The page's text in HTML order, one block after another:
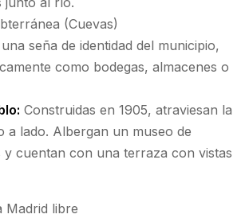
(Cuevas)
seña de identidad del municipio,
como bodegas, almacenes o
Construidas en 1905, atraviesan la
a lado. Albergan un museo de
y cuentan con una terraza con vistas
Madrid libre